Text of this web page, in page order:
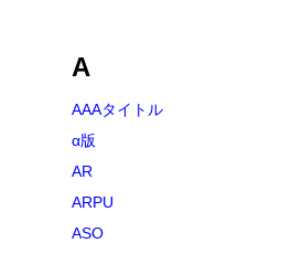
A
AAAタイトル
α版
AR
ARPU
ASO